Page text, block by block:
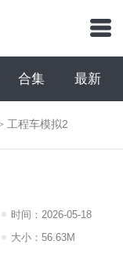
合集 最新
工程车模拟2
时间： 2026-05-18
17:2026
大小： 56.63M